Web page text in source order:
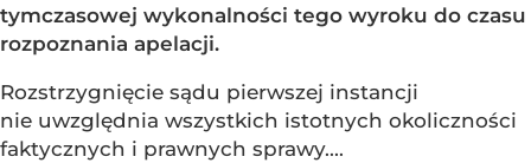
tymczasowej wykonalności tego wyroku do czasu
rozpoznania apelacji.
Rozstrzygnięcie sądu pierwszej instancji
nie uwzględnia wszystkich istotnych okoliczności
faktycznych i prawnych sprawy....